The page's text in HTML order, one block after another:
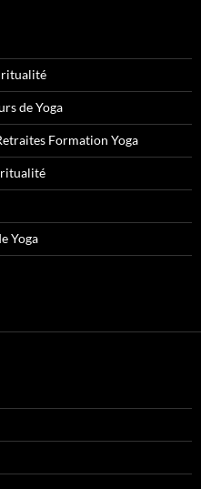
de Yoga
Formation Yoga
Yoga